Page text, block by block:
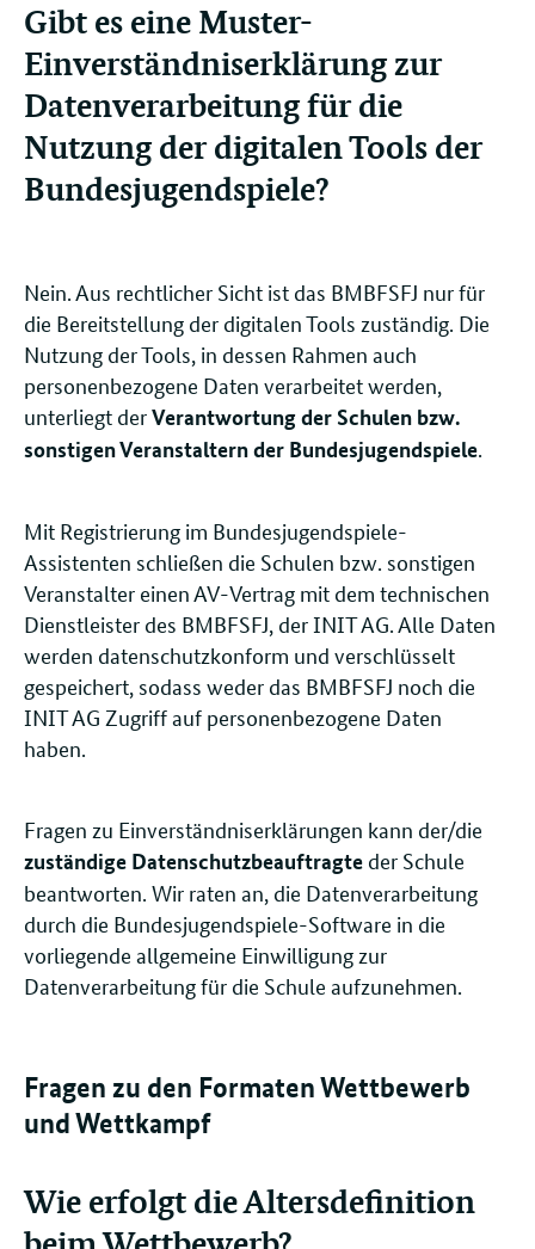
Gibt es eine Muster-
Einverständniserklärung zur
Datenverarbeitung für die
Nutzung der digitalen Tools der
Bundesjugendspiele?
Nein. Aus rechtlicher Sicht ist das BMBFSFJ nur für
die Bereitstellung der digitalen Tools zuständig. Die
Nutzung der Tools, in dessen Rahmen auch
personenbezogene Daten verarbeitet werden,
unterliegt derVerantwortung der Schulen bzw.
sonstigen Veranstaltern der Bundesjugendspiele
Mit Registrierung im Bundesjugendspiele-
Assistenten schließen die Schulen bzw. sonstigen
Veranstalter einen AV-Vertrag mit dem technischen
Dienstleister des BMBFSFJ, der INIT AG. Alle Daten
werden datenschutzkonform und verschlüsselt
gespeichert, sodass weder das BMBFSFJ noch die
INIT AG Zugriff auf personenbezogene Daten
haben.
Fragen zu Einverständniserklärungen kann der/die
zuständige Datenschutzbeauftragte der Schule
beantworten. Wir raten an, die Datenverarbeitung
durch die Bundesjugendspiele-Software in die
vorliegende allgemeine Einwilligung zur
Datenverarbeitung für die Schule aufzunehmen.
Fragen zu den Formaten Wettbewerb
und Wettkampf
Wie erfolgt die Altersdefinition